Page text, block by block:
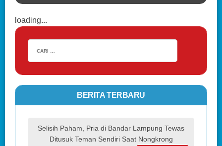
loading...
BERITA TERBARU
Selisih Paham, Pria di Bandar Lampung Tewas
Ditusuk Teman Sendiri Saat Nongkrong